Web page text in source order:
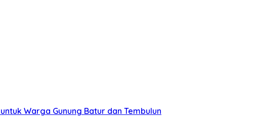
Warga Gunung Batur dan Tembulun